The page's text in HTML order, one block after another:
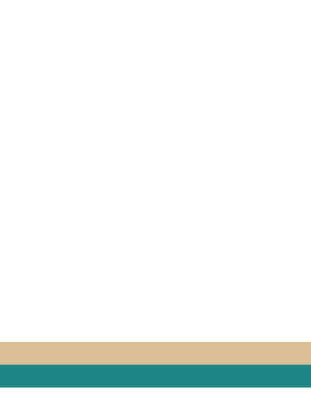
χορήγησή τους
από την αρμόδια επιστημονική επιτροπή που έχει
καλά στην υγείας τους.
τα Πανεπιστημιακά Αλεξανδρούπολης, Λάρισας,
ασθενείς προσήλθαν κατόπιν προγραμματισμένου ραντεβού με
από τον θεράποντα ιατρό του ασθενούς, μέσα από το